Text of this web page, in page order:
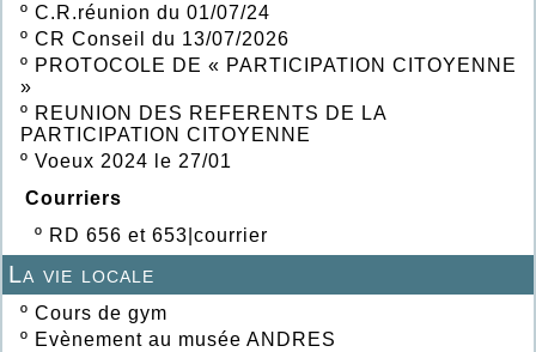
º C.R.réunion du 01/07/24
º CR Conseil du 13/07/2026
º PROTOCOLE DE « PARTICIPATION CITOYENNE
»
º REUNION DES REFERENTS DE LA
PARTICIPATION CITOYENNE
º Voeux 2024 le 27/01
Courriers
º RD 656 et 653|courrier
La vie locale
º Cours de gym
º Evènement au musée ANDRES